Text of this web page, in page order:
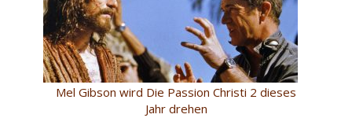
Mel Gibson wird Die Passion Christi 2 dieses
Jahr drehen